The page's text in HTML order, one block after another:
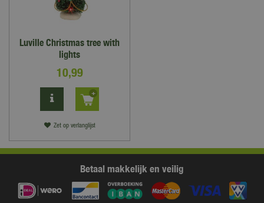
Luville Christmas tree with
lights
10,99
Zet op verlanglijst
Betaal makkelijk en veilig